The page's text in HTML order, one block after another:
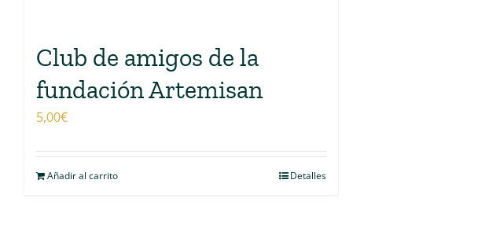
Club de amigos de la
fundación Artemisan
5,00€
Añadir al carrito Detalles